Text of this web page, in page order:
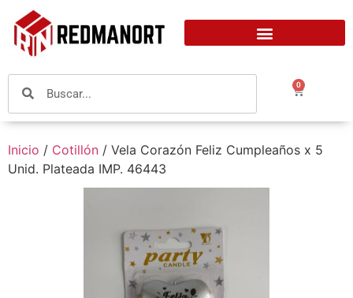
0
Inicio / Cotillón / Vela Corazón Feliz Cumpleaños x 5
Unid. Plateada IMP. 46443